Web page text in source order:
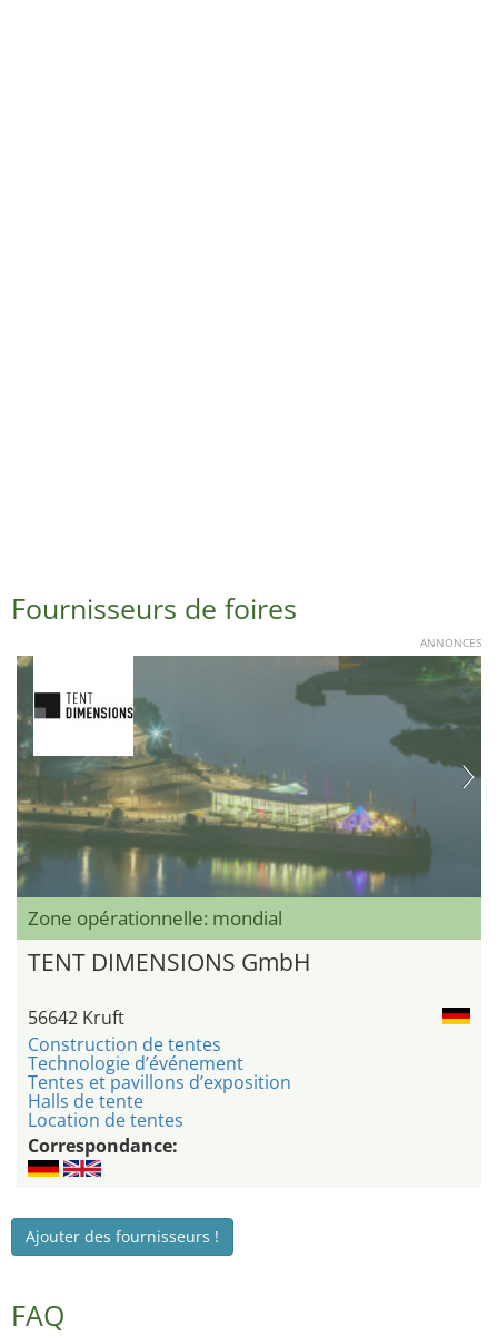
Fournisseurs de foires
ANNONCES
Zone opérationnelle: mondial
TENT DIMENSIONS GmbH
56642 Kruft
Construction de tentes
Technologie d’événement
Tentes et pavillons d’exposition
Halls de tente
Location de tentes
Correspondance:
Ajouter des fournisseurs !
FAQ